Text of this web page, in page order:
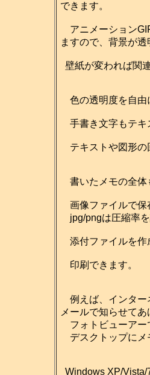
できます。
アニメーション
ますので、背景が
壁紙が変われば関
色の透明度を自由
手書き文字もテキ
テキストや図形の
書いたメモの全体
画像ファイルで保
jpg/pngは圧縮率を
添付ファイルを作
印刷できます。
例えば、インター
メールで知らせて
フォトビューアー
デスクトップにメ
Windows XP/Vista/